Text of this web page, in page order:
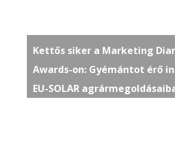
Kettős siker a Marketing
Awards-on: Gyémántot érő
EU-SOLAR